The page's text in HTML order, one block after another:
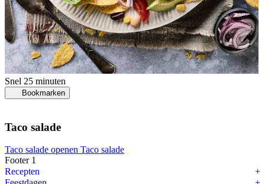
Snel 25 minuten
Bookmarken
Taco salade
Taco salade openen Taco salade
Footer 1
Recepten